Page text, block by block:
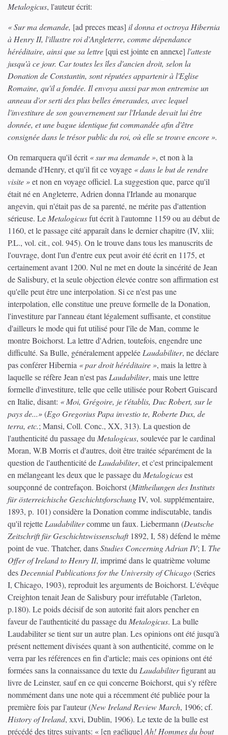
Metalogicus, l'auteur écrit:
« Sur ma demande, [ad preces meas] il donna et octroya Hibernia
à Henry II, l'illustre roi d'Angleterre, comme dépendance
héréditaire, ainsi que sa lettre [qui est jointe en annexe] l'atteste
jusqu'à ce jour. Car toutes les îles d'ancien droit, selon la
Donation de Constantin, sont réputées appartenir à l'Eglise
Romaine, qu'il a fondée. Il envoya aussi par mon entremise un
anneau d'or serti des plus belles émeraudes, avec lequel
l'investiture de son gouvernement sur l'Irlande devait lui être
donnée, et une bague identique fut commandée afin d'être
consignée dans le trésor public du roi, où elle se trouve encore ».
On remarquera qu'il écrit « sur ma demande », et non à la
demande d'Henry, et qu'il fit ce voyage « dans le but de rendre
visite »et non en voyage officiel. La suggestion que, parce qu'il
était né en Angleterre, Adrien donna l'Irlande au monarque
angevin, qui n'était pas de sa parenté, ne mérite pas d'attention
sérieuse. Le Metalogicusfut écrit à l'automne 1159 ou au début de
1160, et le passage cité apparaît dans le dernier chapitre (IV, xlii;
P.L., vol. cit., col. 945). On le trouve dans tous les manuscrits de
l'ouvrage, dont l'un d'entre eux peut avoir été écrit en 1175, et
certainement avant 1200. Nul ne met en doute la sincérité de Jean
de Salisbury, et la seule objection élevée contre son affirmation est
qu'elle peut être une interpolation. Si ce n'est pas une
interpolation, elle constitue une preuve formelle de la Donation,
l'investiture par l'anneau étant légalement suffisante, et constitue
d'ailleurs le mode qui fut utilisé pour l'île de Man, comme le
montre Boichorst. La lettre d'Adrien, toutefois, engendre une
difficulté. Sa Bulle, généralement appelée Laudabiliter, ne déclare
pas conférer Hibernia « par droit héréditaire », mais la lettre à
laquelle se réfère Jean n'est pas Laudabiliter, mais une lettre
formelle d'investiture, telle que celle utilisée pour Robert Guiscard
en Italie, disant: « Moi, Grégoire, je t'établis, Duc Robert, sur le
pays de...»(Ego Gregorius Papa investio te, Roberte Dux, de
terra, etc.; Mansi, Coll. Conc., XX, 313). La question de
l'authenticité du passage du Metalogicus, soulevée par le cardinal
Moran, W.B Morris et d'autres, doit être traitée séparément de la
question de l'authenticité de Laudabiliter, et c'est principalement
en mélangeant les deux que le passage du Metalogicusest
soupçonné de contrefaçon. Boichorst (Mittheilungen des Instituts
für österreichische GeschichtsforschungIV, vol. supplémentaire,
1893, p. 101) considère la Donation comme indiscutable, tandis
qu'il rejette Laudabilitercomme un faux. Liebermann (Deutsche
Zeitschrift für Geschichtswissenschaft1892, I, 58) défend le même
point de vue. Thatcher, dansStudies Concerning Adrian IV; I. The
Offer of Ireland to Henry II, imprimé dans le quatrième volume
des Decennial Publications for the University of Chicago(Series
I, Chicago, 1903), reproduit les arguments de Boichorst. L'évêque
Creighton tenait Jean de Salisbury pour irréfutable (Tarleton,
p.180). Le poids décisif de son autorité fait alors pencher en
faveur de l'authenticité du passage du Metalogicus. La bulle
Laudabiliter se tient sur un autre plan. Les opinions ont été jusqu'à
présent nettement divisées quant à son authenticité, comme on le
verra par les références en fin d'article; mais ces opinions ont été
formées sans la connaissance du texte du Laudabiliterfigurant au
livre de Leinster, sauf en ce qui concerne Boichorst, qui s'y réfère
nommément dans une note qui a récemment été publiée pour la
première fois par l'auteur (New Ireland Review March, 1906; cf.
History of Ireland, xxvi, Dublin, 1906). Le texte de la bulle est
précédé des titres suivants: « [en gaélique] Ah! Hommes du bout